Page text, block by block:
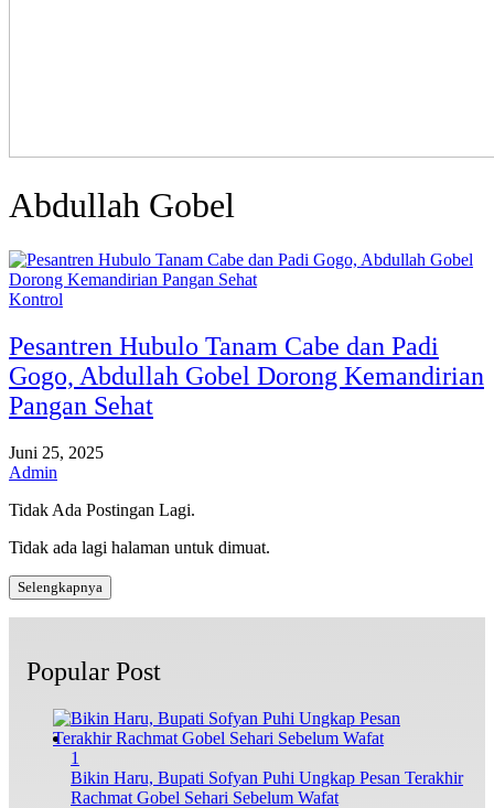
Abdullah Gobel
Kontrol
Pesantren Hubulo Tanam Cabe dan Padi
Gogo, Abdullah Gobel Dorong Kemandirian
Pangan Sehat
Juni 25, 2025
Admin
Tidak Ada Postingan Lagi.
Tidak ada lagi halaman untuk dimuat.
Selengkapnya
Popular Post
1
Bikin Haru, Bupati Sofyan Puhi Ungkap Pesan Terakhir
Rachmat Gobel Sehari Sebelum Wafat